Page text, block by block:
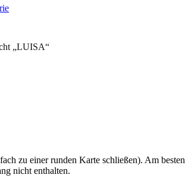
„LUISA“
zu einer runden Karte schließen). Am
nicht enthalten.